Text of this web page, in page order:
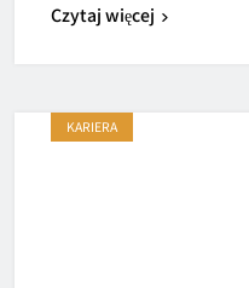
Czytaj więcej
KARIERA